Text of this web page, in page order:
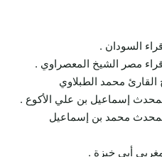
السودان .
مصر الشيخ المعصراوي .
القارئ محمد الطبلاوي
إسماعيل بن علي الأكوع .
محمد بن إسماعيل
أبي خبزة .